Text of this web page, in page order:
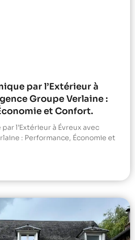
par l’Extérieur à
Groupe Verlaine :
et Confort.
l’Extérieur à Évreux avec
: Performance, Économie et